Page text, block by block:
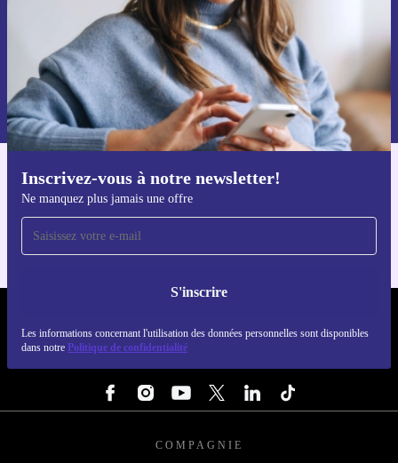
Inscrivez-vous à notre newsletter!
Ne manquez plus jamais une offre
S'inscrire
Les informations concernant l'utilisation des données personnelles sont disponibles
dans notre Politique de confidentialité
S'inscrire
Retrouvez les informations sur l'utilisation des données personnelles
dans notre
politique de confidentialité.
Téléchargez l'application refurbed
Pour iOS et Android
COMPAGNIE